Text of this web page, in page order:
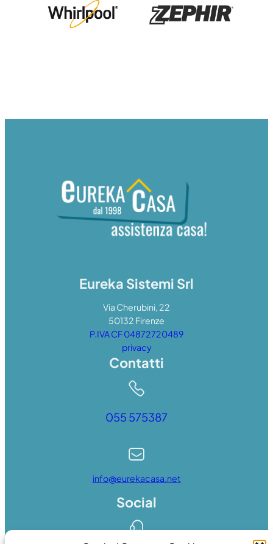
Eureka Sistemi Srl
Via Cherubini, 22
50132 Firenze
P.IVA CF 04872720489
privacy
Contatti
055 575387
info@eurekacasa.net
Social